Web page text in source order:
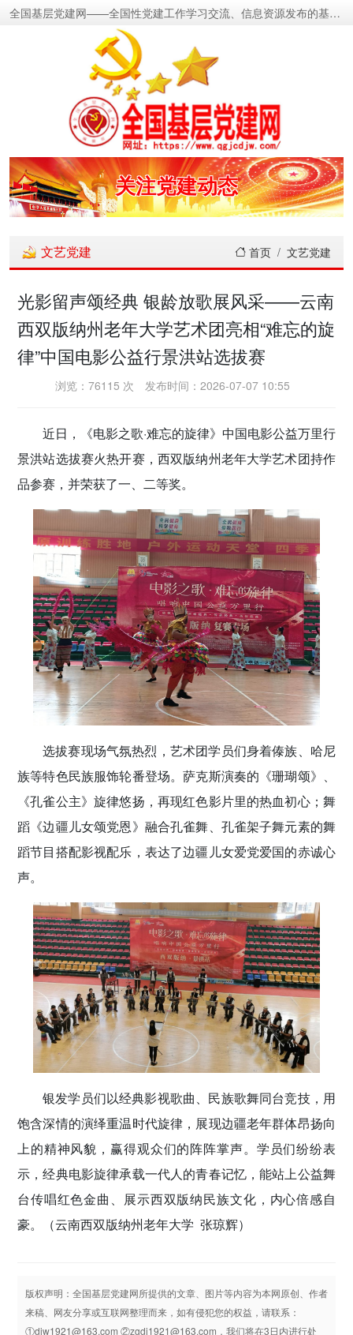
全国基层党建网——全国性党建工作学习交流、信息资源发布的基层党建新闻门户网
密切党群关系
传递党的声音
关注党建动态
传播党建理论
密切党群关系
传递党的声音
文艺党建 首页 文艺党建
光影留声颂经典 银龄放歌展风采——云南
西双版纳州老年大学艺术团亮相“难忘的旋
律”中国电影公益行景洪站选拔赛
浏览：76115 次 发布时间：2026-07-07 10:55
近日，《电影之歌·难忘的旋律》中国电影公益万里行
景洪站选拔赛火热开赛，西双版纳州老年大学艺术团持作
品参赛，并荣获了一、二等奖。
选拔赛现场气氛热烈，艺术团学员们身着傣族、哈尼
族等特色民族服饰轮番登场。萨克斯演奏的《珊瑚颂》、
《孔雀公主》旋律悠扬，再现红色影片里的热血初心；舞
蹈《边疆儿女颂党恩》融合孔雀舞、孔雀架子舞元素的舞
蹈节目搭配影视配乐，表达了边疆儿女爱党爱国的赤诚心
声。
银发学员们以经典影视歌曲、民族歌舞同台竞技，用
饱含深情的演绎重温时代旋律，展现边疆老年群体昂扬向
上的精神风貌，赢得观众们的阵阵掌声。学员们纷纷表
示，经典电影旋律承载一代人的青春记忆，能站上公益舞
台传唱红色金曲、展示西双版纳民族文化，内心倍感自
豪。
（云南西双版纳州老年大学 张琼辉）
版权声明：全国基层党建网所提供的文章、图片等内容为本网原创、作者
来稿、网友分享或互联网整理而来，如有侵犯您的权益，请联系：
①djw1921@163.com ②zgdj1921@163.com，我们将在3日内进行处